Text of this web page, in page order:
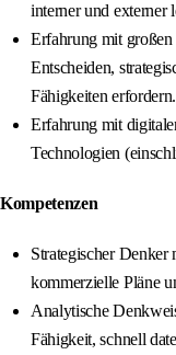
interner und externer
Erfahrung mit großen
Entscheiden,
Fähigkeiten erfordern.
Erfahrung mit
Technologien
Kompetenzen
Strategischer Denker
kommerzielle Pläne
Analytische
Fähigkeit, schnell